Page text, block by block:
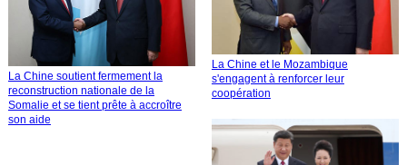
La Chine soutient fermement la
reconstruction nationale de la
Somalie et se tient prête à accroître
son aide
La Chine et le Mozambique
s'engagent à renforcer leur
coopération